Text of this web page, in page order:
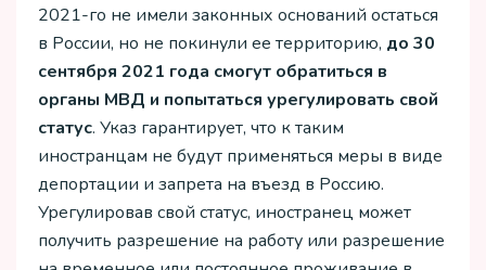
2021-го не имели законных оснований остаться
в России, но не покинули ее территорию, до 30
сентября 2021 года смогут обратиться в
органы МВД и попытаться урегулировать свой
статус. Указ гарантирует, что к таким
иностранцам не будут применяться меры в виде
депортации и запрета на въезд в Россию.
Урегулировав свой статус, иностранец может
получить разрешение на работу или разрешение